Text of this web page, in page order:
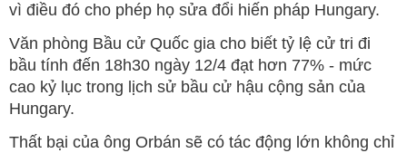
vì điều đó cho phép họ sửa đổi hiến pháp Hungary.
Văn phòng Bầu cử Quốc gia cho biết tỷ lệ cử tri đi
bầu tính đến 18h30 ngày 12/4 đạt hơn 77% - mức
cao kỷ lục trong lịch sử bầu cử hậu cộng sản của
Hungary.
Thất bại của ông Orbán sẽ có tác động lớn không chỉ